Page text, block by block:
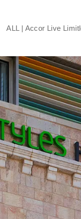
ALL | Accor Live